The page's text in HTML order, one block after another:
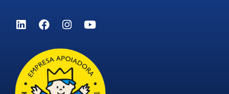
L
i
e
d
F
a
e
b
o
o
I
n
t
a
g
r
Y
o
u
b
e